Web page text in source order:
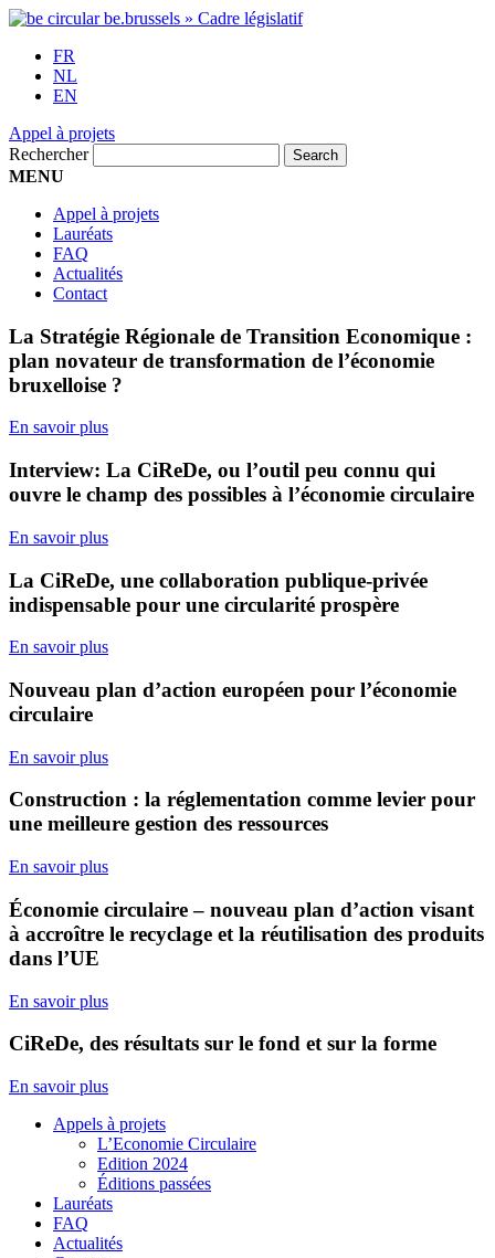
FR
NL
EN
Appel à projets
Rechercher
MENU
Appel à projets
Lauréats
FAQ
Actualités
Contact
La Stratégie Régionale de Transition Economique :
plan novateur de transformation de l’économie
bruxelloise ?
En savoir plus
Interview: La CiReDe, ou l’outil peu connu qui
ouvre le champ des possibles à l’économie circulaire
En savoir plus
La CiReDe, une collaboration publique-privée
indispensable pour une circularité prospère
En savoir plus
Nouveau plan d’action européen pour l’économie
circulaire
En savoir plus
Construction : la réglementation comme levier pour
une meilleure gestion des ressources
En savoir plus
Économie circulaire – nouveau plan d’action visant
à accroître le recyclage et la réutilisation des produits
dans l’UE
En savoir plus
CiReDe, des résultats sur le fond et sur la forme
En savoir plus
Appels à projets
L’Economie Circulaire
Edition 2024
Éditions passées
Lauréats
FAQ
Actualités